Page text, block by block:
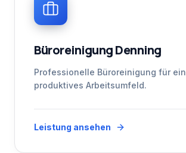
Büroreinigung Denning
Professionelle Büroreinigung für ein
produktives Arbeitsumfeld.
Leistung ansehen